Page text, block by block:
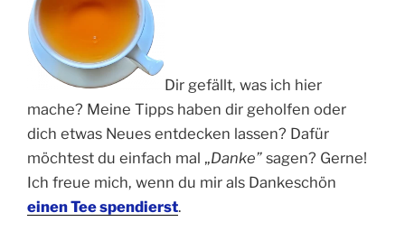
Dir gefällt, was ich hier
mache? Meine Tipps haben dir geholfen oder
dich etwas Neues entdecken lassen? Dafür
möchtest du einfach mal „Danke” sagen? Gerne!
Ich freue mich, wenn du mir als Dankeschön
einen Tee spendierst.